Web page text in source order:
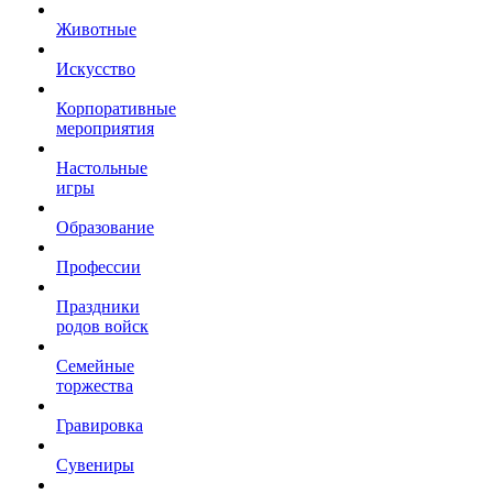
Животные
Искусство
Корпоративные
мероприятия
Настольные
игры
Образование
Профессии
Праздники
родов войск
Семейные
торжества
Гравировка
Сувениры